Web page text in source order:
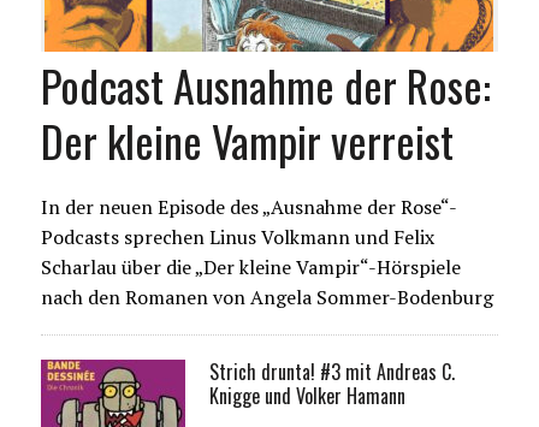
Podcast Ausnahme der Rose:
Der kleine Vampir verreist
In der neuen Episode des „Ausnahme der Rose“-
Podcasts sprechen Linus Volkmann und Felix
Scharlau über die „Der kleine Vampir“-Hörspiele
nach den Romanen von Angela Sommer-Bodenburg
Strich drunta! #3 mit Andreas C.
Knigge und Volker Hamann